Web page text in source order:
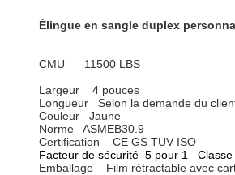
Élingue en sangle duplex
CMU 11500 LBS
Largeur 4 pouces
Longueur Selon la demande du
Couleur Jaune
Norme ASMEB30.9
Certification CE GS TUV ISO
Facteur de sécurité 5 pour 1 Classe
Emballage Film rétractable avec